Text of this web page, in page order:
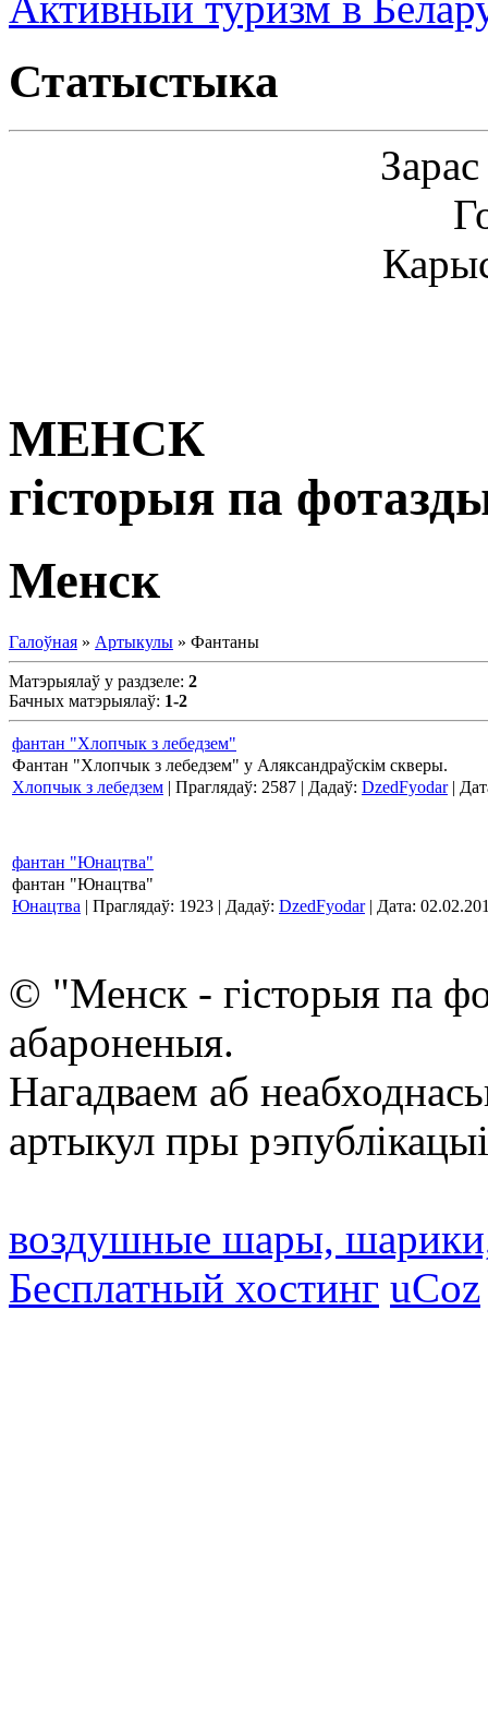
Статыстыка
МЕНСК
гісторыя па
Менск
Галоўная » Артыкулы » Фантаны
Матэрыялаў у раздзеле: 2
Бачных матэрыялаў: 1-2
фантан "Хлопчык з лебедзем"
Фантан "Хлопчык з лебедзем" у Аляксандраўскім скверы.
Хлопчык з лебедзем | Праглядаў: 2587 | Дадаў: DzedFyodar|
фантан "Юнацтва"
фантан "Юнацтва"
Юнацтва | Праглядаў: 1923 | Дадаў: DzedFyodar| Дата:
© "Менск - гісторыя па
абароненыя.
Нагадваем аб
артыкул пры
воздушные шары,
Бесплатный хостинг uCoz